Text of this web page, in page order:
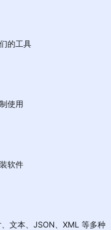
的工具
使用
软件
文本、JSON、XML 等多种